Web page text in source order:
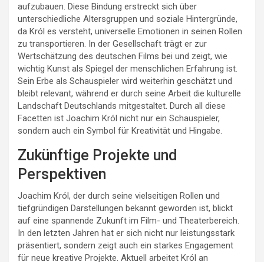
aufzubauen. Diese Bindung erstreckt sich über
unterschiedliche Altersgruppen und soziale Hintergründe,
da Król es versteht, universelle Emotionen in seinen Rollen
zu transportieren. In der Gesellschaft trägt er zur
Wertschätzung des deutschen Films bei und zeigt, wie
wichtig Kunst als Spiegel der menschlichen Erfahrung ist.
Sein Erbe als Schauspieler wird weiterhin geschätzt und
bleibt relevant, während er durch seine Arbeit die kulturelle
Landschaft Deutschlands mitgestaltet. Durch all diese
Facetten ist Joachim Król nicht nur ein Schauspieler,
sondern auch ein Symbol für Kreativität und Hingabe.
Zukünftige Projekte und
Perspektiven
Joachim Król, der durch seine vielseitigen Rollen und
tiefgründigen Darstellungen bekannt geworden ist, blickt
auf eine spannende Zukunft im Film- und Theaterbereich.
In den letzten Jahren hat er sich nicht nur leistungsstark
präsentiert, sondern zeigt auch ein starkes Engagement
für neue kreative Projekte. Aktuell arbeitet Król an